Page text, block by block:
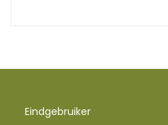
Eindgebruiker